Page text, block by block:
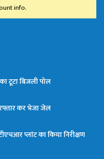
info.
टूटा बिजली पोल
कर भेजा जेल
प्लांट का किया निरीक्षण